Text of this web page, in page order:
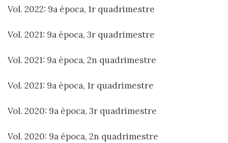
Vol. 2022: 9a època, 1r quadrimestre
Vol. 2021: 9a època, 3r quadrimestre
Vol. 2021: 9a època, 2n quadrimestre
Vol. 2021: 9a època, 1r quadrimestre
Vol. 2020: 9a època, 3r quadrimestre
Vol. 2020: 9a època, 2n quadrimestre